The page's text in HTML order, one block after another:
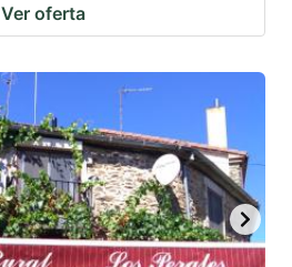
Ver oferta